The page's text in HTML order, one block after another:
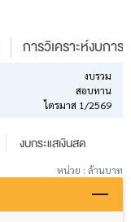
การวิเคราะห์งบการ
งบรวม
สอบทาน
ไตรมาส 1/2569
งบกระแสเงินสด
หน่วย : ล้านบาท